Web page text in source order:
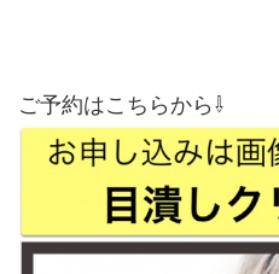
ご予約はこちらから⇩